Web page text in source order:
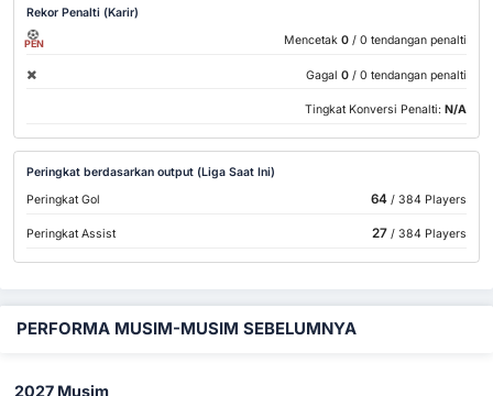
Rekor Penalti (Karir)
PEN Mencetak 0 / 0 tendangan penalti
Gagal 0 / 0 tendangan penalti
Tingkat Konversi Penalti: N/A
Peringkat berdasarkan output (Liga Saat Ini)
Peringkat Gol
64/ 384 Players
Peringkat Assist 27/ 384 Players
PERFORMA MUSIM-MUSIM SEBELUMNYA
2027 Musim